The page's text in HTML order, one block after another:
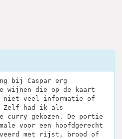
bij Caspar erg
wijnen die op de kaart
niet veel informatie of
Zelf had ik als
curry gekozen. De portie
voor een hoofdgerecht
met rijst, brood of